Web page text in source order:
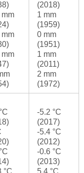
mm
mm
mm
(2018)
1 mm
(1959)
0 mm
(1951)
1 mm
(2011)
2 mm
(1972)
-5.2 °C
(2017)
-5.4 °C
(2012)
-0.6 °C
(2013)